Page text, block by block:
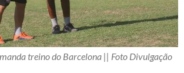
treino do Barcelona || Foto Divulgação